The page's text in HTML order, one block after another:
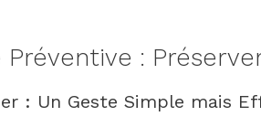
Préventive :
: Un Geste Simple mais